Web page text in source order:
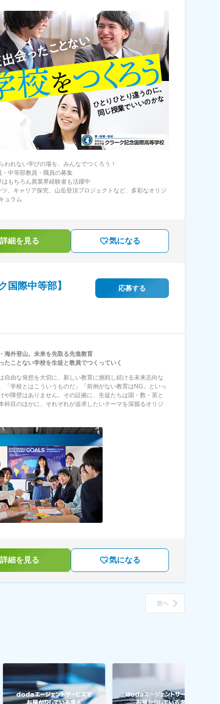
われない学びの場を、みんなでつくろう！
・中等部教員・職員の募集
はもちろん異業界経験者も活躍中
、キャリア探究、山岳登頂プロジェクトなど、多彩なオリジ
ュラム
細を見る 気になる
国際中等部】 応募する
海外登山。未来を先取る先進教育
たことない学校を生徒と教員でつくっていく
自由な発想を大切に、新しい教育に挑戦し続ける未来志向な
「学校とはこういうものだ」「前例がない教育はNG」といっ
や障壁はありません。その証拠に、生徒たちは国・数・英と
科目のほかに、それぞれが追求したいテーマを深掘るオリジ
細を見る 気になる
次へ